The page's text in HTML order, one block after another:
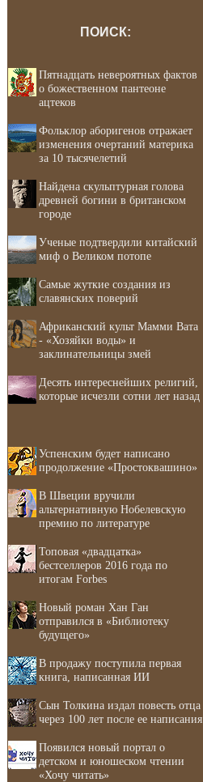
ПОИСК:
Пятнадцать невероятных фактов
о божественном пантеоне
ацтеков
Фольклор аборигенов отражает
изменения очертаний материка
за 10 тысячелетий
Найдена скульптурная голова
древней богини в британском
городе
Ученые подтвердили китайский
миф о Великом потопе
Самые жуткие создания из
славянских поверий
Африканский культ Мамми Вата
- «Хозяйки воды» и
заклинательницы змей
Десять интереснейших религий,
которые исчезли сотни лет назад
Успенским будет написано
продолжение «Простоквашино»
В Швеции вручили
альтернативную Нобелевскую
премию по литературе
Топовая «двадцатка»
бестселлеров 2016 года по
итогам Forbes
Новый роман Хан Ган
отправился в «Библиотеку
будущего»
В продажу поступила первая
книга, написанная ИИ
Сын Толкина издал повесть отца
через 100 лет после ее написания
Появился новый портал о
детском и юношеском чтении
«Хочу читать»